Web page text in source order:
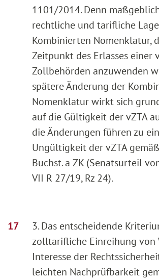
1101/2014. Denn
rechtliche und tarifliche
Kombinierten Nomenklatur,
Zeitpunkt des Erlasses einer
Zollbehörden anzuwenden
spätere Änderung der
Nomenklatur wirkt sich
auf die Gültigkeit der vZTA
die Änderungen führen zu
Ungültigkeit der vZTA
Buchst. a ZK (Senatsurteil
VII R 27/19, Rz 24).
3. Das entscheidende
zolltarifliche Einreihung von
Interesse der
leichten Nachprüfbarkeit